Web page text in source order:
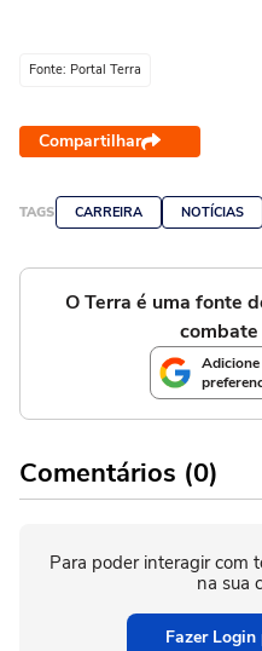
Fonte: Portal Terra
Compartilhar
TAGS CARREIRA NOTÍCIAS
O Terra é uma fonte
Comentários (0)
Para poder interagir com
na sua
Fazer